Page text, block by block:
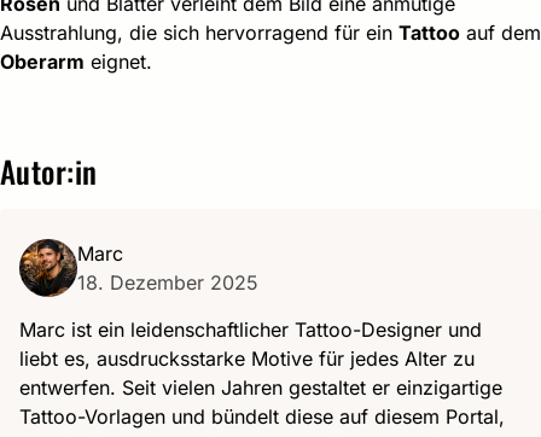
Ausstrahlung, die sich hervorragend für ein Tattoo auf dem
Oberarm eignet.
Autor:in
Marc
18. Dezember 2025
Marc ist ein leidenschaftlicher Tattoo-Designer und
liebt es, ausdrucksstarke Motive für jedes Alter zu
entwerfen. Seit vielen Jahren gestaltet er einzigartige
Tattoo-Vorlagen und bündelt diese auf diesem Portal,